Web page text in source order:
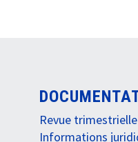
Revue trimestrielle
Informations